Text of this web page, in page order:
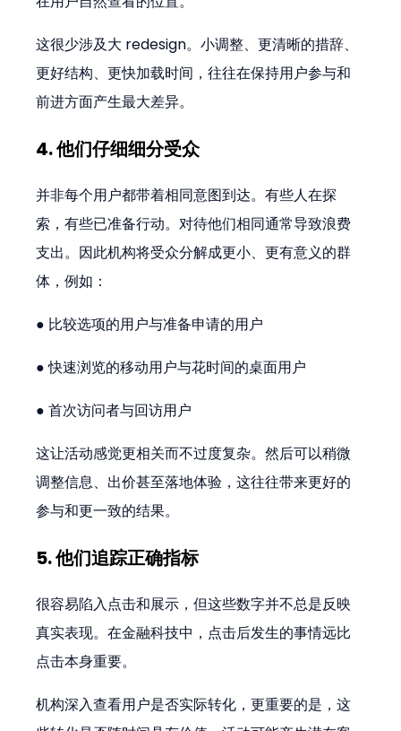
这很少涉及大 redesign。小调整、更清晰的措辞、
更好结构、更快加载时间，往往在保持用户参与和
前进方面产生最大差异。
4. 他们仔细细分受众
并非每个用户都带着相同意图到达。有些人在探
索，有些已准备行动。对待他们相同通常导致浪费
支出。因此机构将受众分解成更小、更有意义的群
体，例如：
● 比较选项的用户与准备申请的用户
● 快速浏览的移动用户与花时间的桌面用户
● 首次访问者与回访用户
这让活动感觉更相关而不过度复杂。然后可以稍微
调整信息、出价甚至落地体验，这往往带来更好的
参与和更一致的结果。
5. 他们追踪正确指标
很容易陷入点击和展示，但这些数字并不总是反映
真实表现。在金融科技中，点击后发生的事情远比
点击本身重要。
机构深入查看用户是否实际转化，更重要的是，这